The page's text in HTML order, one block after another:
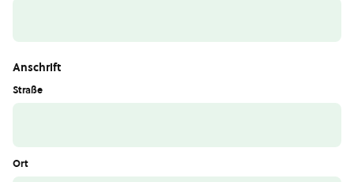
Anschrift
Straße
Ort